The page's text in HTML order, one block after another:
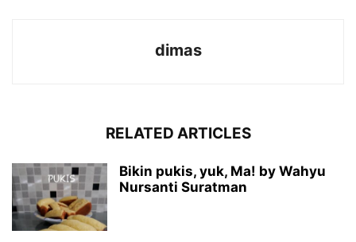
dimas
RELATED ARTICLES
Bikin pukis, yuk, Ma! by Wahyu
Nursanti Suratman